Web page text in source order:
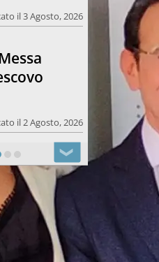
il 3 Agosto, 2026
il 2 Agosto, 2026
❯